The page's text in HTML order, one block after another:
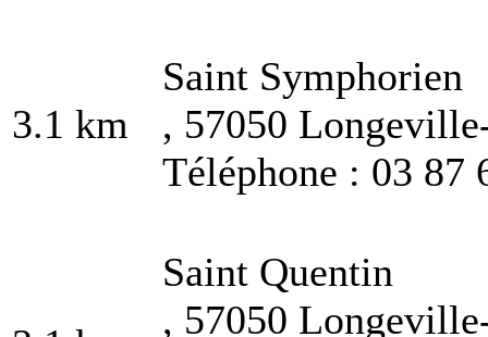
3.1 km
Saint Symphorien
, 57050
Téléphone : 03 87
Saint Quentin
, 57050